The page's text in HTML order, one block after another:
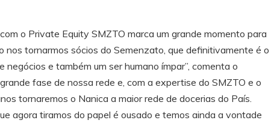
o Private Equity SMZTO marca um grande momento para
nos tornarmos sócios do Semenzato, que definitivamente é o
e também um ser humano ímpar”, comenta o
grande fase de nossa rede e, com a expertise do SMZTO e o
tornaremos o Nanica a maior rede de docerias do País.
agora tiramos do papel é ousado e temos ainda a vontade